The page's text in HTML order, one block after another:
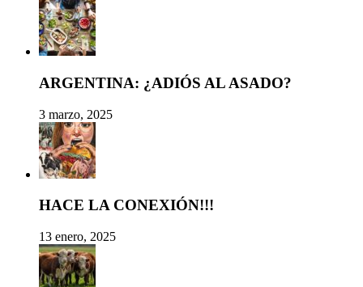
ARGENTINA: ¿ADIÓS AL ASADO?
3 marzo, 2025
HACE LA CONEXIÓN!!!
13 enero, 2025